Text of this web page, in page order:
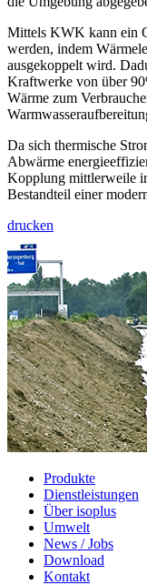
Mittels KWK kann ein
werden, indem
ausgekoppelt wird.
Kraftwerke von über
Wärme zum
Da sich thermische
Abwärme
Kopplung mittlerweile
Bestandteil einer
drucken
Produkte
Dienstleistungen
Über isoplus
Umwelt
News / Jobs
Download
Kontakt